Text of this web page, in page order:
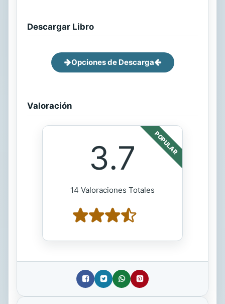
Descargar Libro
Opciones de Descarga
Valoración
POPULAR
3.7
14 Valoraciones Totales